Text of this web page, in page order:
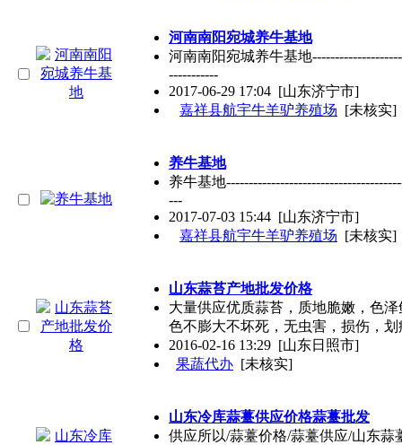
河南南阳宛城养牛基地
河南南阳宛城养牛基地
-----------
2017-06-29 17:04 [山东济宁市]
嘉祥县航宇牛羊驴养殖场 [未核实]
养牛基地
养牛基地
---
2017-07-03 15:44 [山东济宁市]
嘉祥县航宇牛羊驴养殖场 [未核实]
山东蒜苔产地批发价格
大量供应优质蒜苔，质地脆嫩，色
色不膨大不坏死，无虫害，损伤，划
2016-02-16 13:29 [山东日照市]
果蔬代办 [未核实]
山东冷库蒜薹供应价格蒜薹批发
供应所以/蒜薹价格/蒜薹供应/山东